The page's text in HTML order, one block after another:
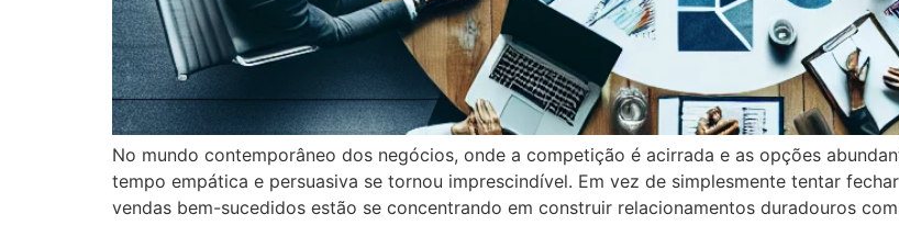
No mundo contemporâneo dos negócios, onde a competição é acirrada e as opções
tempo empática e persuasiva se tornou imprescindível. Em vez de simplesmente tentar
vendas bem-sucedidos estão se concentrando em construir relacionamentos duradouros